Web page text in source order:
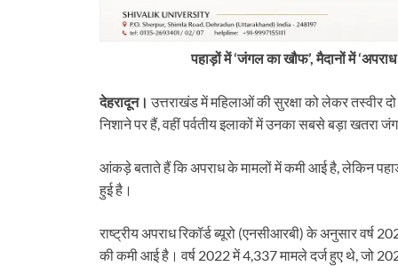
पहाड़ों में ‘जंगल का खौफ’, मैदानों में
देहरादून। उत्तराखंड में महिलाओं की सुरक्षा को लेकर तस्वीर
निशाने पर हैं, वहीं पर्वतीय इलाकों में उनका सबसे बड़ा खतरा
आंकड़े बताते हैं कि अपराध के मामलों में कमी आई है, लेकिन
हुई है।
राष्ट्रीय अपराध रिकॉर्ड ब्यूरो (एनसीआरबी) के अनुसार वर्ष
की कमी आई है। वर्ष 2022 में 4,337 मामले दर्ज हुए थे, जो